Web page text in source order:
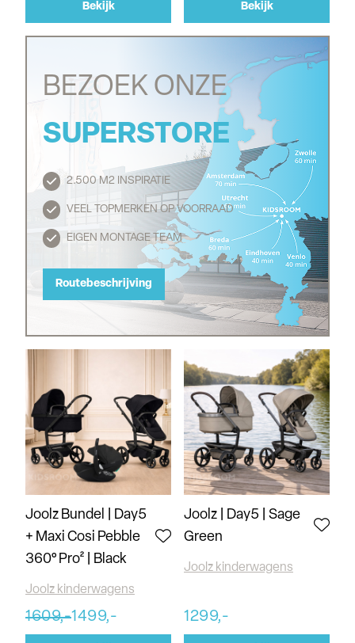
Bekijk Bekijk
BEZOEK ONZE
SUPERSTORE
2.500 M2 INSPIRATIE
VEEL TOPMERKEN OP VOORRAAD
EIGEN MONTAGE TEAM
Routebeschrijving
Routebeschrijving
Joolz Bundel | Day5
+ Maxi Cosi Pebble
360° Pro² | Black
Joolz kinderwagens
1609,-1499,-
Joolz | Day5 | Sage
Green
Joolz kinderwagens
1299,-